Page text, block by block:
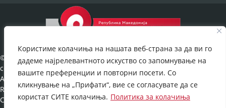
Користиме колачиња на нашата веб-страна за да ви го
дадеме најрелевантното искуство со запомнување на
вашите преференции и повторни посети. Со
кликнување на „Прифати“, вие се согласувате да се
користат СИТЕ колачиња. Политика за колачиња
©2022-
cov.gov.mk.
All Rights
Reserved.
Cookies